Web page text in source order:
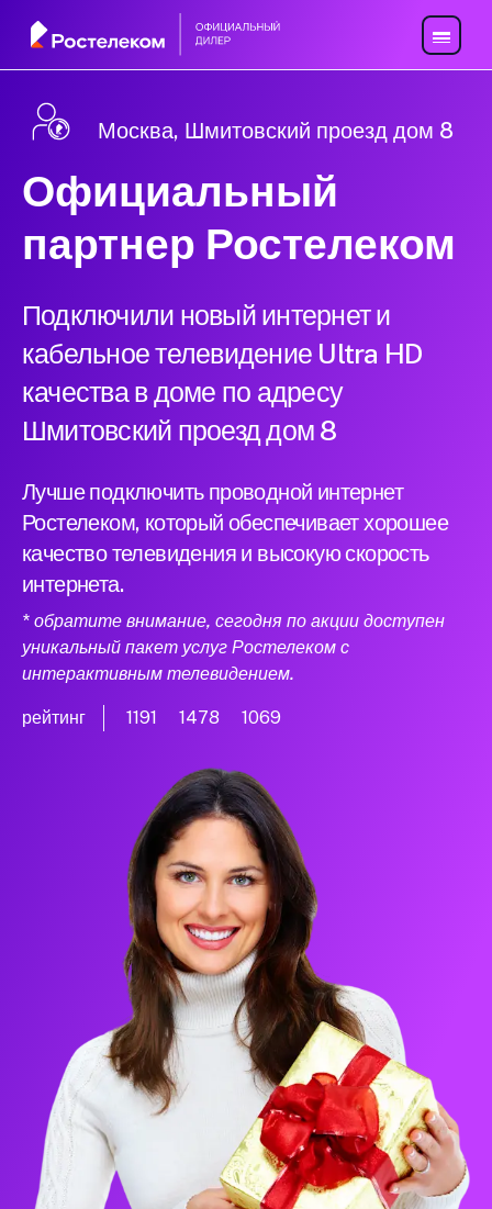
Москва, Шмитовский проезд дом 8
Официальный
партнер Ростелеком
Подключили новый интернет и
кабельное телевидение Ultra HD
качества в доме по адресу
Шмитовский проезд дом 8
Лучше подключить проводной интернет
Ростелеком, который обеспечивает хорошее
качество телевидения и высокую скорость
интернета.
* обратите внимание, сегодня по акции доступен
уникальный пакет услуг Ростелеком с
интерактивным телевидением.
рейтинг 1191 1478 1069